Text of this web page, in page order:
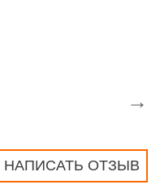
→
НАПИСАТЬ ОТЗЫВ